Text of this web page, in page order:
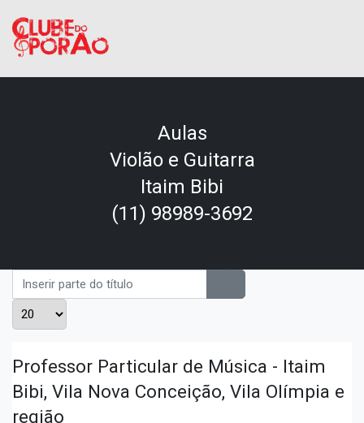
Aulas
Violão e Guitarra
Itaim Bibi
(11) 98989-3692
Inserir parte do título
Mostrar #
Professor Particular de Música - Itaim
Bibi, Vila Nova Conceição, Vila Olímpia e
região